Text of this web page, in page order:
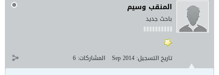
المنقب وسيم
باحث جديد
تاريخ التسجيل: Sep 2014 المشاركات: 6